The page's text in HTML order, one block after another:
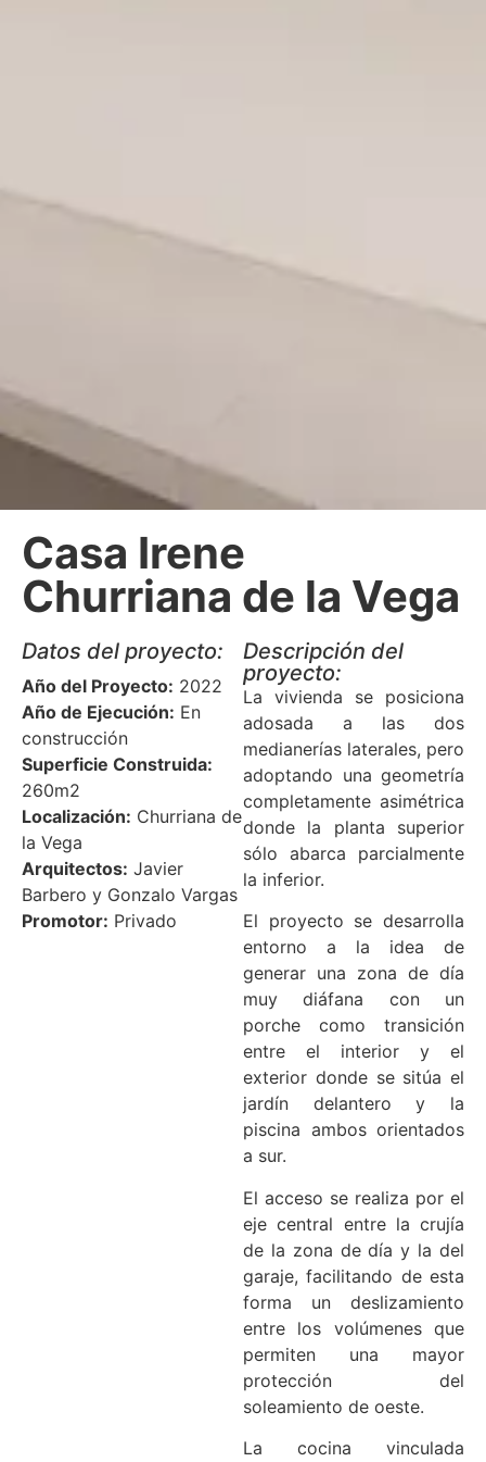
Casa Irene
Churriana de la Vega
Datos del proyecto:
Año del Proyecto: 2022
Año de Ejecución: En
construcción
Superficie Construida:
260m2
Localización: Churriana de
la Vega
Arquitectos: Javier
Barbero y Gonzalo Vargas
Promotor: Privado
Descripción del
proyecto:
La vivienda se posiciona
adosada a las dos
medianerías laterales, pero
adoptando una geometría
completamente asimétrica
donde la planta superior
sólo abarca parcialmente
la inferior.
El proyecto se desarrolla
entorno a la idea de
generar una zona de día
muy diáfana con un
porche como transición
entre el interior y el
exterior donde se sitúa el
jardín delantero y la
piscina ambos orientados
a sur.
El acceso se realiza por el
eje central entre la crujía
de la zona de día y la del
garaje, facilitando de esta
forma un deslizamiento
entre los volúmenes que
permiten una mayor
protección del
soleamiento de oeste.
La cocina vinculada